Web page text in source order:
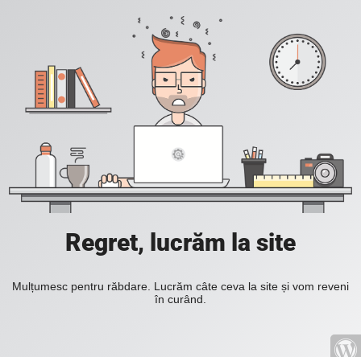
Regret, lucrăm la site
Mulțumesc pentru răbdare. Lucrăm câte ceva la site și vom reveni
în curând.